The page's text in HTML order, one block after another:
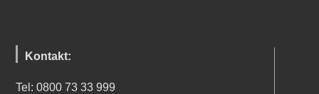
Kontakt:
Tel: 0800 73 33 999